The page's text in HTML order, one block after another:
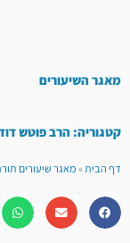
מאגר השיעורים
קטגוריה: הרב פוטש
דף הבית»מאגר שיעורים